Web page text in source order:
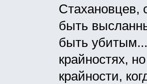
Стахановцев,
быть
быть убитым...
крайностях,
крайности,